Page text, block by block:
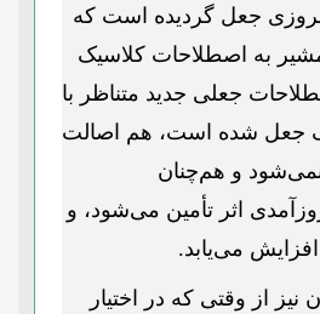
جعل گردیده است که
به اصطلاحات کلاسیک
جعلی جدید متناظر با
جعل شده است، هم اصالت
و هم‌چنان
اثر تأمین می‌شود، و
می‌یابد.
نیز از وقتی که در اختیار